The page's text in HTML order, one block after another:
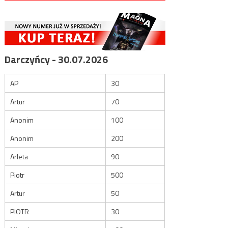
Darczyńcy - 30.07.2026
AP
30
Artur
70
Anonim
100
Anonim
200
Arleta
90
Piotr
500
Artur
50
PIOTR
30